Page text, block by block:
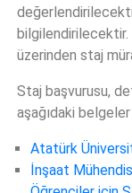
bilgilendirilecektir.
üzerinden staj
Staj başvurusu,
aşağıdaki
Atatürk
İnşaat